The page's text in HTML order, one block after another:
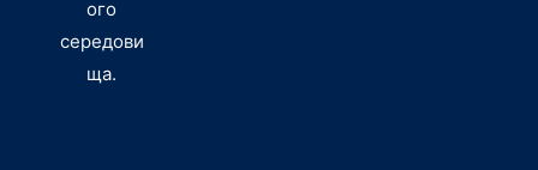
ого
середови
ща.